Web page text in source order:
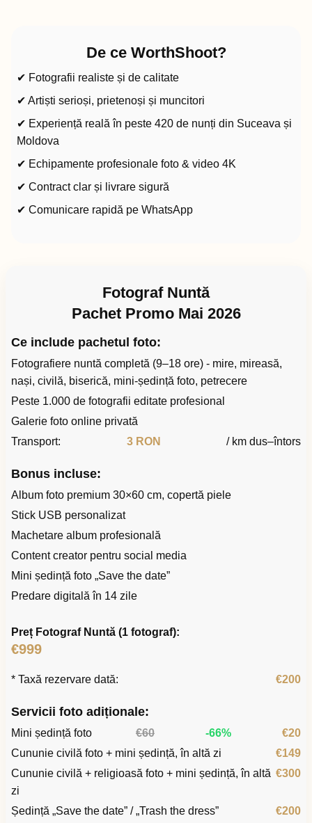
De ce WorthShoot?
✔ Fotografii realiste și de calitate
✔ Artiști serioși, prietenoși și muncitori
✔ Experiență reală în peste 420 de nunți din Suceava și
Moldova
✔ Echipamente profesionale foto & video 4K
✔ Contract clar și livrare sigură
✔ Comunicare rapidă pe WhatsApp
Fotograf Nuntă
Pachet Promo Mai 2026
Ce include pachetul foto:
Fotografiere nuntă completă (9–18 ore) - mire, mireasă,
nași, civilă, biserică, mini-ședință foto, petrecere
Peste 1.000 de fotografii editate profesional
Galerie foto online privată
Transport:
3 RON / km dus–întors
Bonus incluse:
Album foto premium 30×60 cm, copertă piele
Stick USB personalizat
Machetare album profesională
Content creator pentru social media
Mini ședință foto „Save the date”
Predare digitală în 14 zile
Preț Fotograf Nuntă (1 fotograf):
€999
* Taxă rezervare dată: €200
Servicii foto adiționale:
Mini ședință foto €60 -66%
€20
Cununie civilă foto + mini ședință, în altă zi
€149
Cununie civilă + religioasă foto + mini ședință, în altă
zi
€300
Ședință „Save the date” / „Trash the dress”
€200